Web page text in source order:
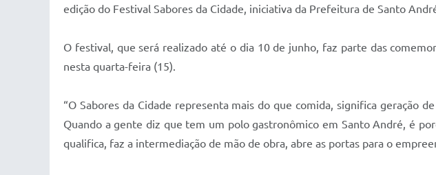
edição do Festival Sabores da Cidade, iniciativa da Prefeitura de Santo
O festival, que será realizado até o dia 10 de junho, faz parte das
nesta quarta-feira (15).
“O Sabores da Cidade representa mais do que comida, significa geração
Quando a gente diz que tem um polo gastronômico em Santo André, é
qualifica, faz a intermediação de mão de obra, abre as portas para o